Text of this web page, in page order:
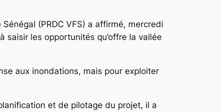
(PRDC VFS) a affirmé, mercredi
saisir les opportunités qu’offre la vallée
aux inondations, mais pour exploiter
et de pilotage du projet, il a